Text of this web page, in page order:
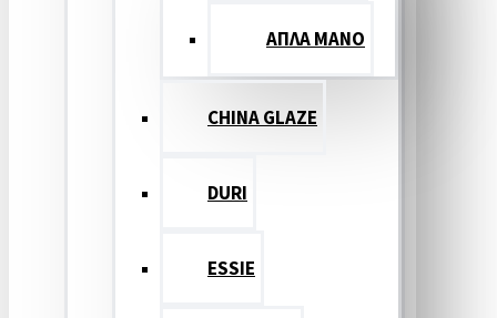
ΑΠΛΑ ΜΑΝΟ
CHINA GLAZE
DURI
ESSIE